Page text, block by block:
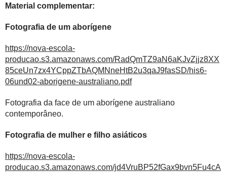
Material complementar:
Fotografia de um aborígene
https://nova-escola-
producao.s3.amazonaws.com/RadQmTZ9aN6aKJvZjjz8XX
85ceUn7zx4YCppZTbAQMNneHtB2u3qaJ9fasSD/his6-
06und02-aborigene-australiano.pdf
Fotografia da face de um aborígene australiano
contemporâneo.
Fotografia de mulher e filho asiáticos
https://nova-escola-
producao.s3.amazonaws.com/jd4VruBP52fGax9bvn5Fu4cA